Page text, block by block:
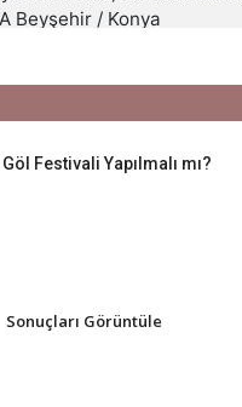
Festivali Yapılmalı mı?
Sonuçları Görüntüle